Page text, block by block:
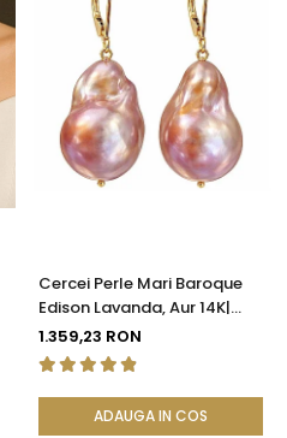
Cercei Perle Mari Baroque
Edison Lavanda, Aur 14K|
KASKADDA®
1.359,23 RON
ADAUGA IN COS